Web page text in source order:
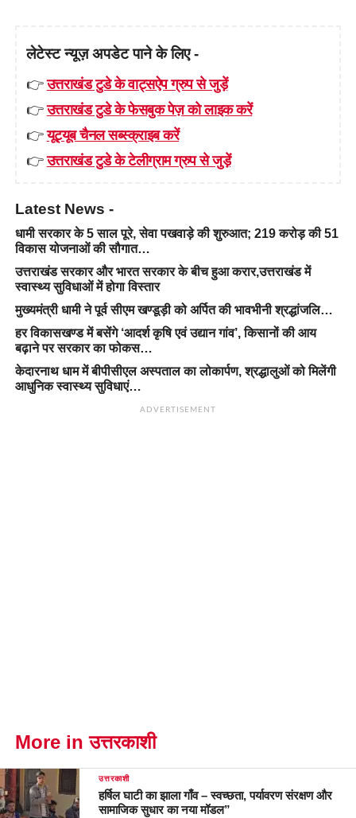
लेटेस्ट न्यूज़ अपडेट पाने के लिए -
👉उत्तराखंड टुडे के वाट्सऐप ग्रुप से जुड़ें
👉उत्तराखंड टुडे के फेसबुक पेज़ को लाइक करें
👉यूट्यूब चैनल सब्स्क्राइब करें
👉उत्तराखंड टुडे के टेलीग्राम ग्रुप से जुड़ें
Latest News -
धामी सरकार के 5 साल पूरे, सेवा पखवाड़े की शुरुआत; 219 करोड़ की 51
विकास योजनाओं की सौगात…
उत्तराखंड सरकार और भारत सरकार के बीच हुआ करार,उत्तराखंड में
स्वास्थ्य सुविधाओं में होगा विस्तार
मुख्यमंत्री धामी ने पूर्व सीएम खण्डूड़ी को अर्पित की भावभीनी श्रद्धांजलि…
हर विकासखण्ड में बसेंगे ‘आदर्श कृषि एवं उद्यान गांव’, किसानों की आय
बढ़ाने पर सरकार का फोकस…
केदारनाथ धाम में बीपीसीएल अस्पताल का लोकार्पण, श्रद्धालुओं को मिलेंगी
आधुनिक स्वास्थ्य सुविधाएं…
ADVERTISEMENT
More in उत्तरकाशी
उत्तरकाशी
हर्षिल घाटी का झाला गाँव – स्वच्छता, पर्यावरण संरक्षण और
सामाजिक सुधार का नया मॉडल”